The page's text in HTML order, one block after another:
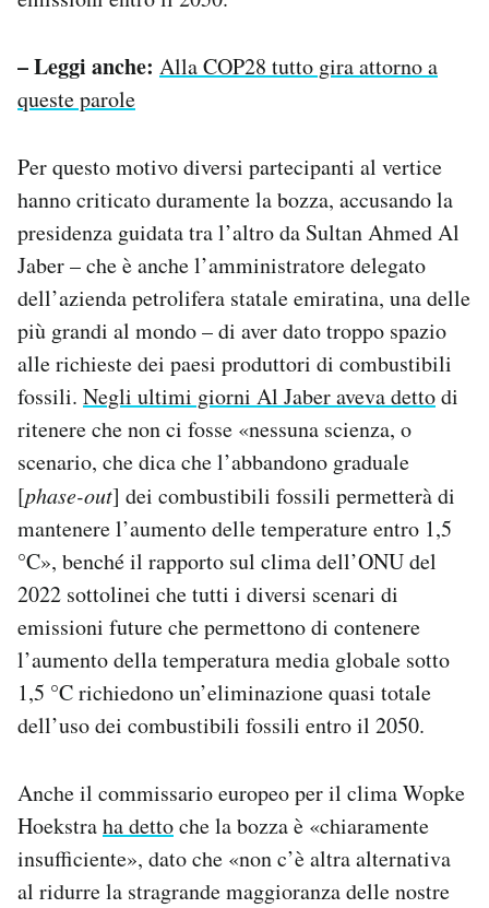
– Leggi anche: Alla COP28 tutto gira attorno a
queste parole
Per questo motivo diversi partecipanti al vertice
hanno criticato duramente la bozza, accusando la
presidenza guidata tra l’altro da Sultan Ahmed Al
Jaber – che è anche l’amministratore delegato
dell’azienda petrolifera statale emiratina, una delle
più grandi al mondo – di aver dato troppo spazio
alle richieste dei paesi produttori di combustibili
fossili. Negli ultimi giorni Al Jaber aveva dettodi
ritenere che non ci fosse «nessuna scienza, o
scenario, che dica che l’abbandono graduale
[phase-out] dei combustibili fossili permetterà di
mantenere l’aumento delle temperature entro 1,5
°C», benché il rapporto sul clima dell’ONU del
2022 sottolinei che tutti i diversi scenari di
emissioni future che permettono di contenere
l’aumento della temperatura media globale sotto
1,5 °C richiedono un’eliminazione quasi totale
dell’uso dei combustibili fossili entro il 2050.
Anche il commissario europeo per il clima Wopke
Hoekstraha dettoche la bozza è «chiaramente
insufficiente», dato che «non c’è altra alternativa
al ridurre la stragrande maggioranza delle nostre